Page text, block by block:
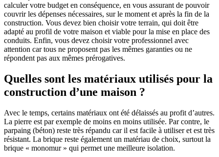
calculer votre budget en conséquence, en vous assurant de pouvoir
couvrir les dépenses nécessaires, sur le moment et après la fin de la
construction. Vous devez bien choisir votre terrain, qui doit être
adapté au profil de votre maison et viable pour la mise en place des
conduits. Enfin, vous devez choisir votre professionnel avec
attention car tous ne proposent pas les mêmes garanties ou ne
répondent pas aux mêmes prérogatives.
Quelles sont les matériaux utilisés pour la
construction d’une maison ?
Avec le temps, certains matériaux ont été délaissés au profit d’autres.
La pierre est par exemple de moins en moins utilisée. Par contre, le
parpaing (béton) reste très répandu car il est facile à utiliser et est très
résistant. La brique reste également un matériau de choix, surtout la
brique « monomur » qui permet une meilleure isolation.